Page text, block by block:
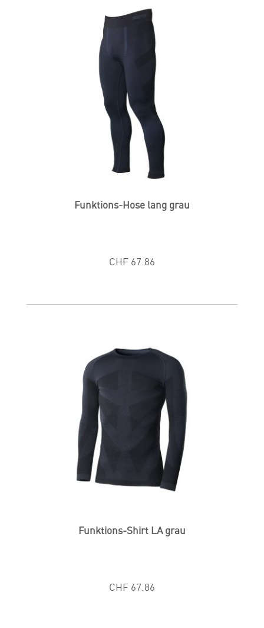
Funktions-Hose lang grau
CHF 67.86
Funktions-Shirt LA grau
CHF 67.86